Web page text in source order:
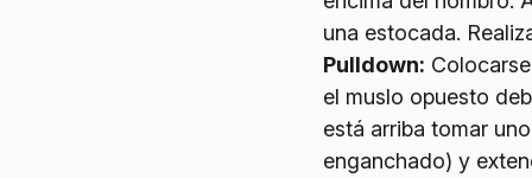
una estocada.
Pulldown:
el muslo opuesto
está arriba tomar
enganchado) y